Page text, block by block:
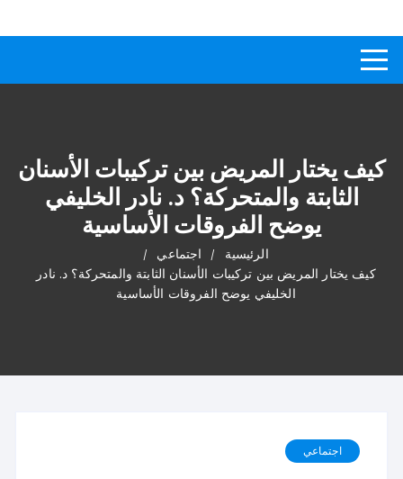
المحتوى
كيف يختار المريض بين تركيبات الأسنان
الثابتة والمتحركة؟ د. نادر الخليفي
يوضح الفروقات الأساسية
الرئيسية
اجتماعي
كيف يختار المريض بين تركيبات الأسنان الثابتة والمتحركة؟ د. نادر
الخليفي يوضح الفروقات الأساسية
اجتماعي